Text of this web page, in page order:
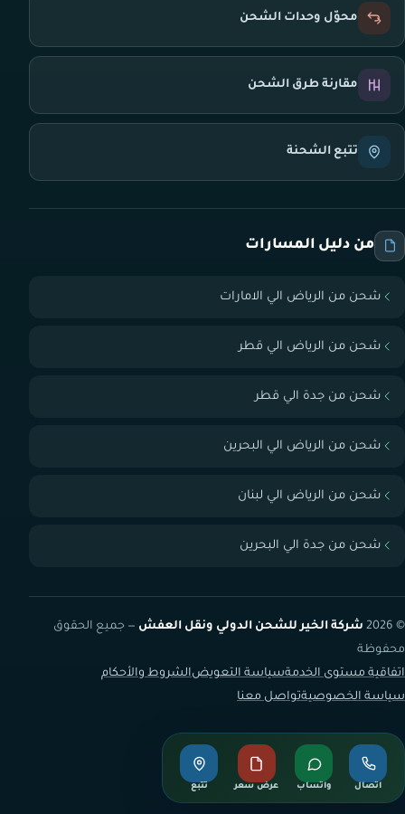
محوّل وحدات الشحن
مقارنة طرق الشحن
تتبع الشحنة
من دليل المسارات
شحن من الرياض الي الامارات
شحن من الرياض الي قطر
شحن من جدة الي قطر
شحن من الرياض الي البحرين
شحن من الرياض الي لبنان
شحن من جدة الي البحرين
© 2026 شركة الخير للشحن الدولي ونقل العفش — جميع الحقوق
محفوظة
اتفاقية مستوى الخدمةسياسة التعويضالشروط والأحكام
سياسة الخصوصيةتواصل معنا
اتصال واتساب عرض سعر تتبع